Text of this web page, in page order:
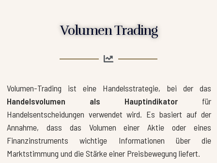
Volumen Trading
Volumen-Trading ist eine Handelsstrategie, bei der das
Handelsvolumen als Hauptindikator für
Handelsentscheidungen verwendet wird. Es basiert auf der
Annahme, dass das Volumen einer Aktie oder eines
Finanzinstruments wichtige Informationen über die
Marktstimmung und die Stärke einer Preisbewegung liefert.